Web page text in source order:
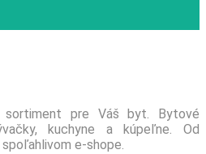
sortiment pre Váš byt. Bytové
kuchyne a kúpeľne. Od
e-shope.